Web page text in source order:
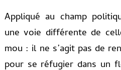
Appliqué au champ
une voie différente de
mou : il ne s’agit pas de
pour se réfugier dans un